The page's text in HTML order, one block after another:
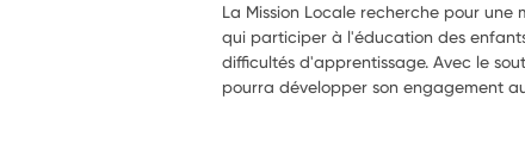
La Mission Locale recherche pour une
qui participer à l'éducation des
difficultés d'apprentissage. Avec le
pourra développer son engagement